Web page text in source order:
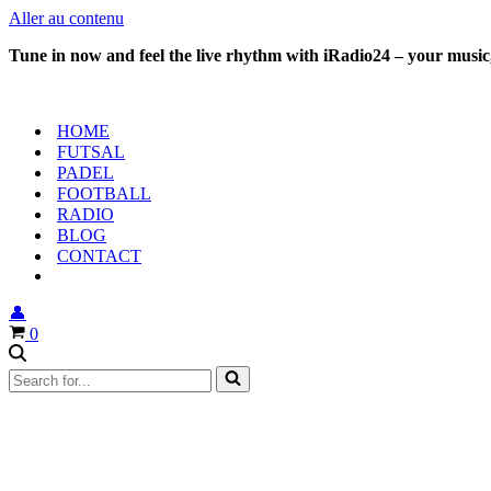
Aller au contenu
Tune in now and feel the live rhythm with iRadio24 – your
HOME
FUTSAL
PADEL
FOOTBALL
RADIO
BLOG
CONTACT
👤
Panier
0
Rechercher...